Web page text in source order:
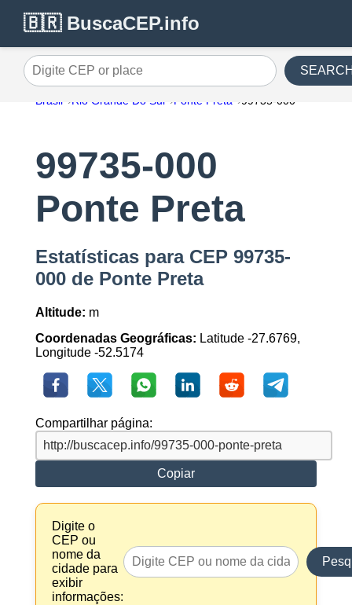
🇧🇷 BuscaCEP.info
Digite CEP or place
Brasil Rio Grande Do Sul Ponte Preta 99735-000
99735-000
Ponte Preta
Estatísticas para CEP 99735-
000 de Ponte Preta
Altitude: m
Coordenadas Geográficas: Latitude -27.6769,
Longitude -52.5174
Compartilhar página:
Copiar
Digite o
CEP ou
nome da
cidade para
exibir
informações: